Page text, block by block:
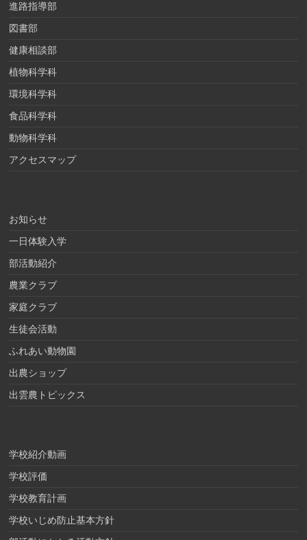
進路指導部
図書部
健康相談部
植物科学科
環境科学科
食品科学科
動物科学科
アクセスマップ
お知らせ
一日体験入学
部活動紹介
農業クラブ
家庭クラブ
生徒会活動
ふれあい動物園
出農ショップ
出雲農トピックス
学校紹介動画
学校評価
学校教育計画
学校いじめ防止基本方針